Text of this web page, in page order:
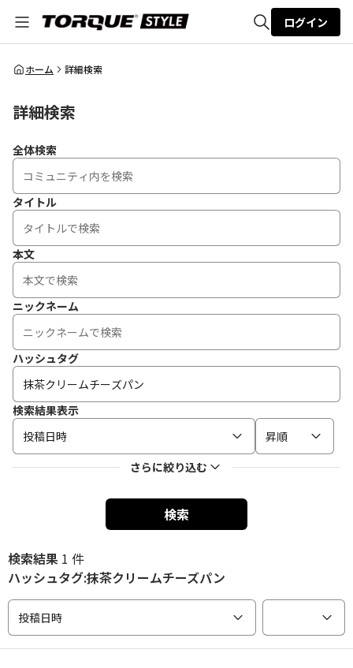
全体検索
ログイン
ホーム 詳細検索
詳細検索
全体検索
タイトル
本文
ニックネーム
ハッシュタグ
検索結果表示
投稿日時
昇順
さらに絞り込む
検索
検索結果 1 件
ハッシュタグ:抹茶クリームチーズパン
投稿日時